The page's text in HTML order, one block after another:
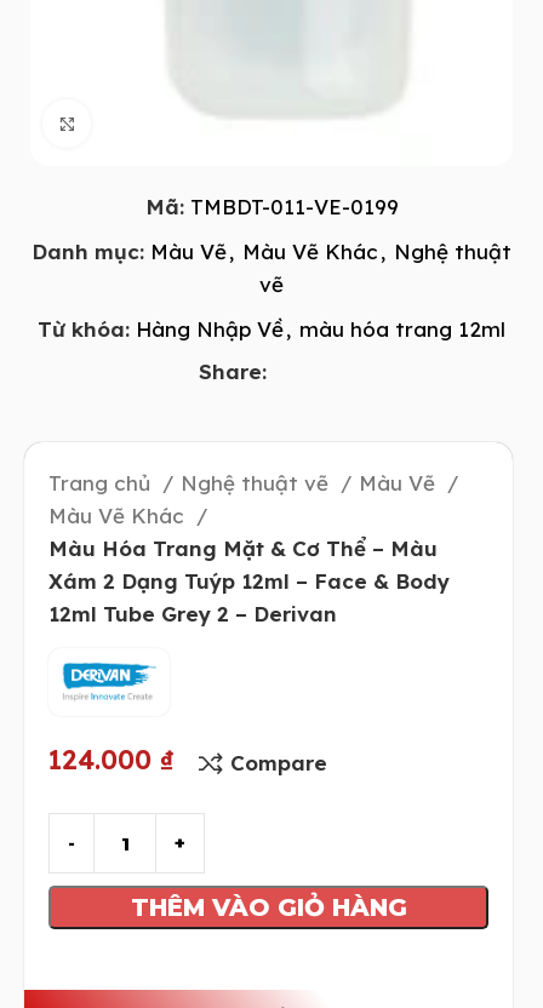
Click to enlarge
Mã: TMBDT-011-VE-0199
Danh mục: Màu Vẽ, Màu Vẽ Khác, Nghệ thuật
vẽ
Từ khóa: Hàng Nhập Về, màu hóa trang 12ml
Share:
Trang chủ Nghệ thuật vẽ
Màu Vẽ
Màu Vẽ Khác
Màu Hóa Trang Mặt & Cơ Thể – Màu
Xám 2 Dạng Tuýp 12ml – Face & Body
12ml Tube Grey 2 – Derivan
124.000 ₫ Compare
THÊM VÀO GIỎ HÀNG